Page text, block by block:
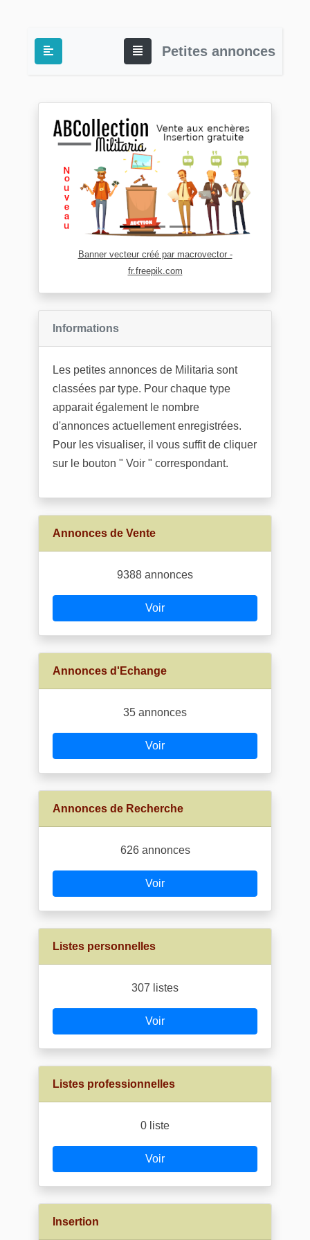
Petites annonces
Banner vecteur créé par macrovector -
fr.freepik.com
Informations
Les petites annonces de Militaria sont
classées par type. Pour chaque type
apparait également le nombre
d'annonces actuellement enregistrées.
Pour les visualiser, il vous suffit de cliquer
sur le bouton " Voir " correspondant.
Annonces de Vente
9388 annonces
Voir
Annonces d'Echange
35 annonces
Voir
Annonces de Recherche
626 annonces
Voir
Listes personnelles
307 listes
Voir
Listes professionnelles
0 liste
Voir
Insertion